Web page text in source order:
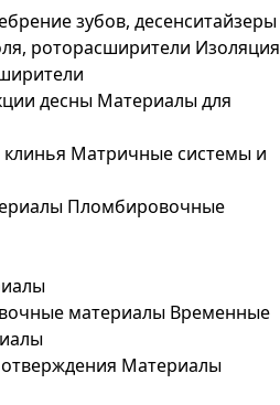
зубов, десенситайзеры
Изоляция
Материалы для
Матричные системы и
Пломбировочные
Временные
Материалы